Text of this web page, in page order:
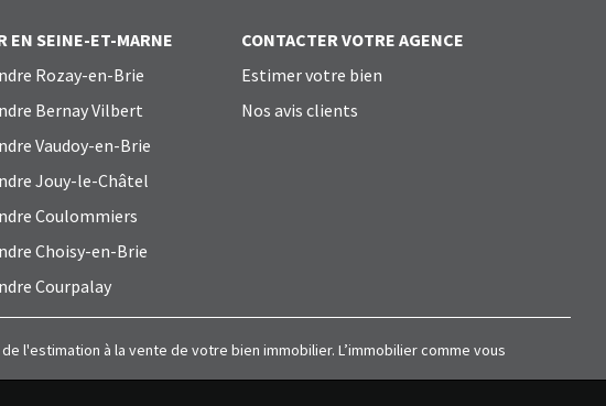
EN SEINE-ET-MARNE
Rozay-en-Brie
Bernay Vilbert
Vaudoy-en-Brie
Jouy-le-Châtel
Coulommiers
Choisy-en-Brie
Courpalay
CONTACTER VOTRE AGENCE
Estimer votre bien
Nos avis clients
l'estimation à la vente de votre bien immobilier. L’immobilier comme vous